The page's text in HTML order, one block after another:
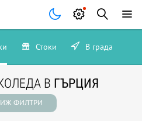
Стоки В града
В ГЪРЦИЯ
ФИЛТРИ